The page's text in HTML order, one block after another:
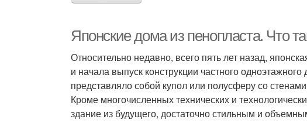
Японские дома из пенопласта. Что
Относительно недавно, всего пять лет назад,
и начала выпуск конструкции частного
представляло собой купол или полусферу со
Кроме многочисленных технических и
здание из будущего, достаточно стильным и